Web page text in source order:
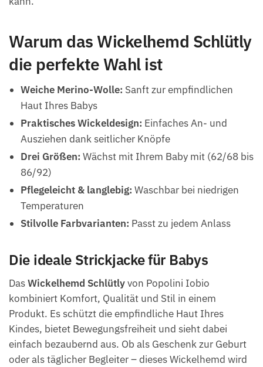
Warum das Wickelhemd Schlütly
die perfekte Wahl ist
Weiche Merino-Wolle: Sanft zur empfindlichen
Haut Ihres Babys
Praktisches Wickeldesign: Einfaches An- und
Ausziehen dank seitlicher Knöpfe
Drei Größen: Wächst mit Ihrem Baby mit (62/68 bis
86/92)
Pflegeleicht & langlebig: Waschbar bei niedrigen
Temperaturen
Stilvolle Farbvarianten: Passt zu jedem Anlass
Die ideale Strickjacke für Babys
DasWickelhemd Schlütlyvon Popolini Iobio
kombiniert Komfort, Qualität und Stil in einem
Produkt. Es schützt die empfindliche Haut Ihres
Kindes, bietet Bewegungsfreiheit und sieht dabei
einfach bezaubernd aus. Ob als Geschenk zur Geburt
oder als täglicher Begleiter – dieses Wickelhemd wird